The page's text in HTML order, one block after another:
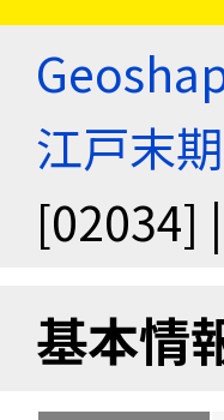
江戸末
[02034]
基本情